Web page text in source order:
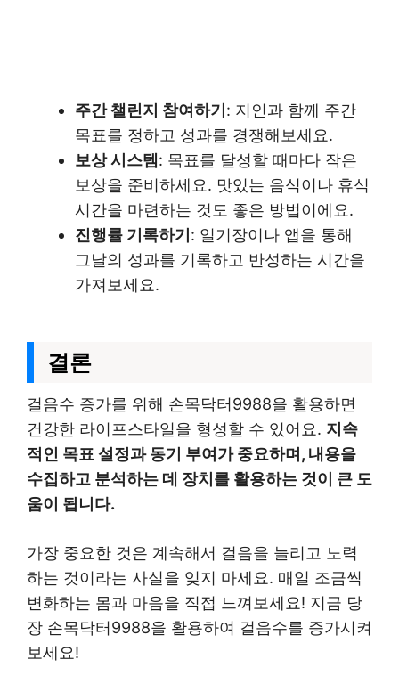
주간 챌린지 참여하기 : 지인과 함께 주간
목표를 정하고 성과를 경쟁해보세요.
보상 시스템 : 목표를 달성할 때마다 작은
보상을 준비하세요. 맛있는 음식이나 휴식
시간을 마련하는 것도 좋은 방법이에요.
진행률 기록하기 : 일기장이나 앱을 통해
그날의 성과를 기록하고 반성하는 시간을
가져보세요.
결론
걸음수 증가를 위해 손목닥터9988을 활용하면
건강한 라이프스타일을 형성할 수 있어요. 지속
적인 목표 설정과 동기 부여가 중요하며, 내용을
수집하고 분석하는 데 장치를 활용하는 것이 큰 도
움이 됩니다.
가장 중요한 것은 계속해서 걸음을 늘리고 노력
하는 것이라는 사실을 잊지 마세요. 매일 조금씩
변화하는 몸과 마음을 직접 느껴보세요! 지금 당
장 손목닥터9988을 활용하여 걸음수를 증가시켜
보세요!